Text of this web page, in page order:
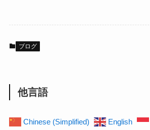
ブログ
他言語
Chinese (Simplified) English